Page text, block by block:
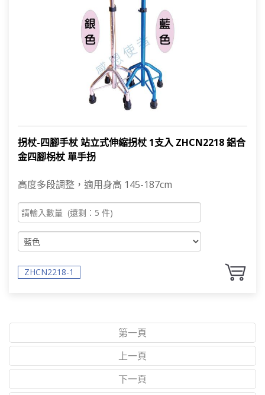
拐杖-四腳手杖 站立式伸縮拐杖 1支入 ZHCN2218 鋁合
金四腳柺杖 單手拐
高度多段調整，適用身高 145-187cm
ZHCN2218-1
第一頁
上一頁
下一頁